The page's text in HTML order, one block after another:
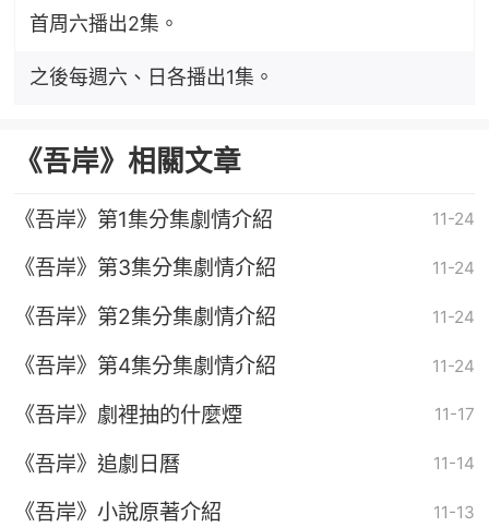
首周六播出2集。
之後每週六、日各播出1集。
《吾岸》相關文章
《吾岸》第1集分集劇情介紹 11-24
《吾岸》第3集分集劇情介紹 11-24
《吾岸》第2集分集劇情介紹 11-24
《吾岸》第4集分集劇情介紹 11-24
《吾岸》劇裡抽的什麼煙 11-17
《吾岸》追劇日曆 11-14
《吾岸》小說原著介紹 11-13